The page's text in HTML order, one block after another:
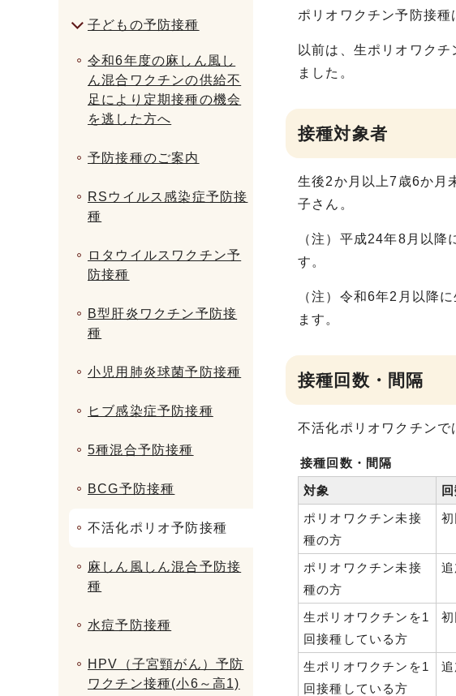
ポリオワクチン予防接種
以前は、生ポリオワク
ました。
接種対象者
生後2か月以上7歳6か月
子さん。
（注）平成24年8月以
す。
（注）令和6年2月以降
ます。
接種回数・間隔
不活化ポリオワクチンで
接種回数・間隔
対象
ポリオワクチン未接
種の方
初
ポリオワクチン未接
種の方
追
生ポリオワクチンを1
回接種している方
初
生ポリオワクチンを1
回接種している方
追
子どもの予防接種
令和6年度の麻しん風し
ん混合ワクチンの供給不
足により定期接種の機会
を逃した方へ
予防接種のご案内
RSウイルス感染症予防接
種
ロタウイルスワクチン予
防接種
B型肝炎ワクチン予防接
種
小児用肺炎球菌予防接種
ヒブ感染症予防接種
5種混合予防接種
BCG予防接種
不活化ポリオ予防接種
麻しん風しん混合予防接
種
水痘予防接種
HPV（子宮頸がん）予防
ワクチン接種(小6～高1)